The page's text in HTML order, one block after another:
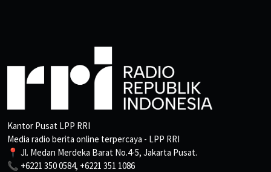
Kantor Pusat LPP RRI
Media radio berita online terpercaya - LPP RRI
📍 Jl. Medan Merdeka Barat No.4-5, Jakarta Pusat.
📞 +6221 350 0584, +6221 351 1086